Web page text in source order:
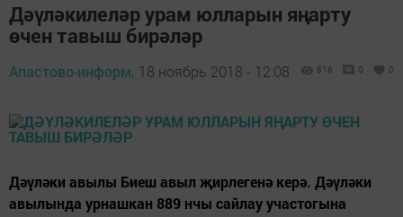
Дәүләкилеләр урам юлларын яңарту
өчен тавыш бирәләр
Апастово-информ, 18 ноябрь 2018 - 12:08 816 0 0
Дәүләки авылы Биеш авыл җирлегенә керә. Дәүләки
авылында урнашкан 889 нчы сайлау участогына